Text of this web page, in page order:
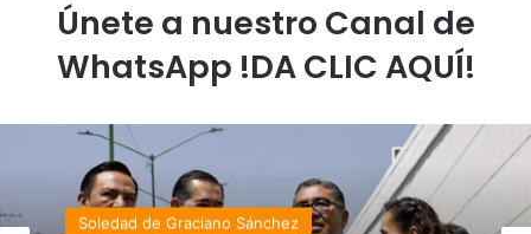
Únete a nuestro Canal de
WhatsApp !DA CLIC AQUÍ!
Soledad de Graciano Sánchez